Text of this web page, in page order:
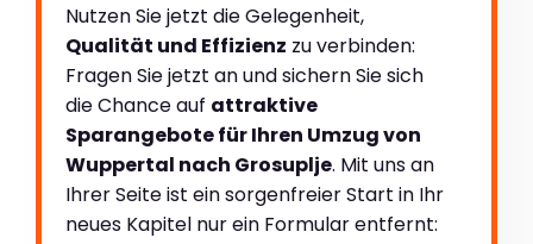
Nutzen Sie jetzt die Gelegenheit,
Qualität und Effizienz zu verbinden:
Fragen Sie jetzt an und sichern Sie sich
die Chance auf attraktive
Sparangebote für Ihren Umzug von
Wuppertal nach Grosuplje. Mit uns an
Ihrer Seite ist ein sorgenfreier Start in Ihr
neues Kapitel nur ein Formular entfernt: